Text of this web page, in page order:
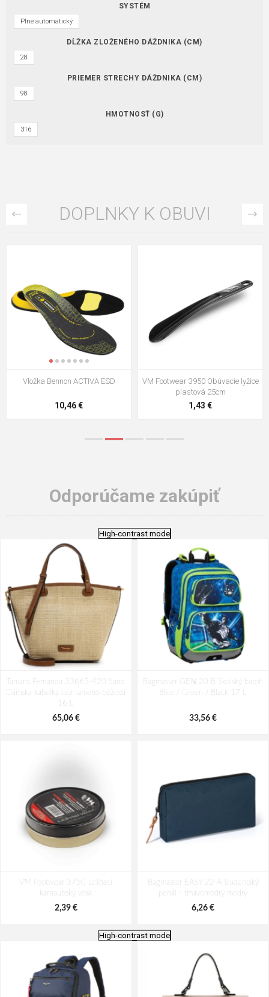
SYSTÉM
Plne automatický
DĹŽKA ZLOŽENÉHO DÁŽDNIKA (CM)
28
PRIEMER STRECHY DÁŽDNIKA (CM)
98
HMOTNOSŤ (G)
316
DOPLNKY K OBUVI
VM Footwear 3009 Vkladacia
5,21 €
VM Footwear 3102 Šnúrky ploché
0,79 €
Odporúčame zakúpiť
High-contrast mode
Tamaris Fernanda 33665-420 Sand
Dámska kabelka cez rameno béžová
16 L
65,06 €
Bagmaster GEN 20 B Školský batoh
Blue / Green / Black 17 L
33,56 €
VM Footwear 3750 Leštiaci
karnaubský vosk
2,39 €
Bagmaster EASY 22 A študentský
penál - tmavomodrý modrý
6,26 €
High-contrast mode